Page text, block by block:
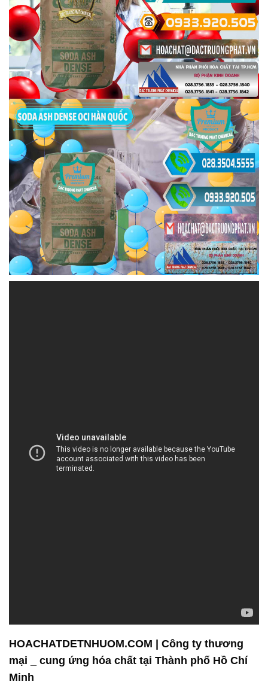
HOACHATDETNHUOM.COM | Công ty thương
mại _ cung ứng hóa chất tại Thành phố Hồ Chí
Minh